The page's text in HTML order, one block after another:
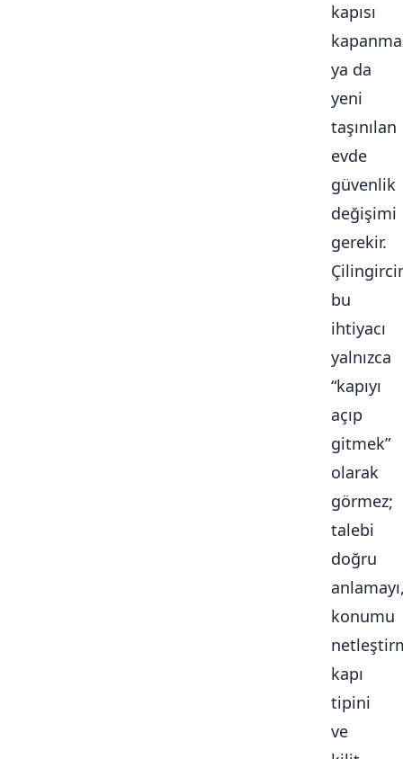
kapısı
ya da
yeni
taşınılan
evde
güvenlik
değişimi
gerekir.
bu
ihtiyacı
yalnızca
“kapıyı
açıp
gitmek”
olarak
görmez;
talebi
doğru
konumu
kapı
tipini
ve